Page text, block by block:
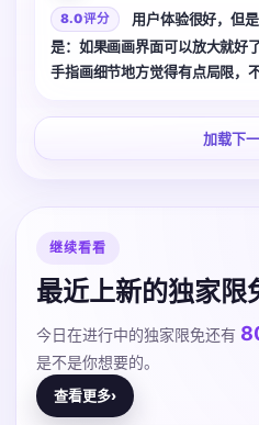
8.0 评分
用户体验很好，但
是：如果画画界面可以放大就好
手指画细节地方觉得有点局限，
加载下
继续看看
最近上新的独家限
今日在进行中的独家限免还有
是不是你想要的。
查看更多›